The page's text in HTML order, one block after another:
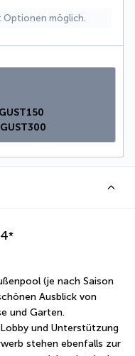
Optionen möglich.
4*
(je nach Saison
Ausblick von
und Garten.
und Unterstützung
stehen ebenfalls zur